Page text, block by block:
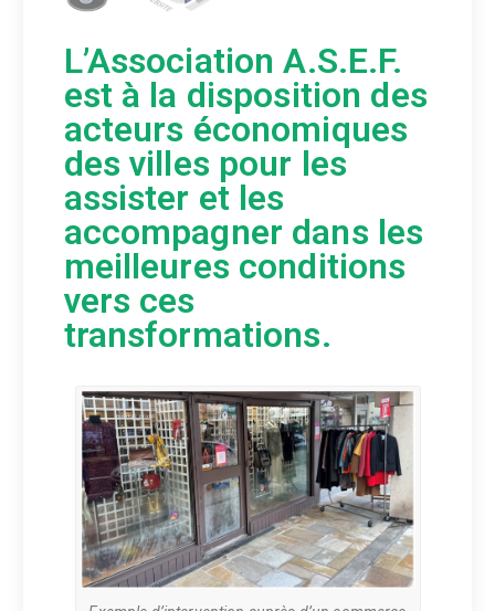
L’Association A.S.E.F.
est à la disposition des
acteurs économiques
des villes pour les
assister et les
accompagner dans les
meilleures conditions
vers ces
transformations.